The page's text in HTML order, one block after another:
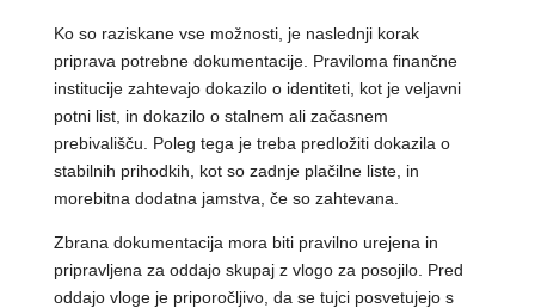
Ko so raziskane vse možnosti, je naslednji korak
priprava potrebne dokumentacije. Praviloma finančne
institucije zahtevajo dokazilo o identiteti, kot je veljavni
potni list, in dokazilo o stalnem ali začasnem
prebivališču. Poleg tega je treba predložiti dokazila o
stabilnih prihodkih, kot so zadnje plačilne liste, in
morebitna dodatna jamstva, če so zahtevana.
Zbrana dokumentacija mora biti pravilno urejena in
pripravljena za oddajo skupaj z vlogo za posojilo. Pred
oddajo vloge je priporočljivo, da se tujci posvetujejo s